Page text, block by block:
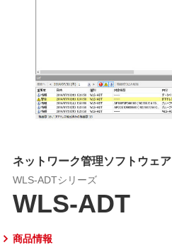
ネットワーク管理ソフトウェア
WLS-ADTシリーズ
WLS-ADT
商品情報